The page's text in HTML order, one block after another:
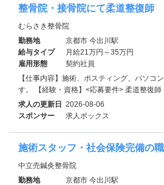
整骨院・接骨院にて柔道整復師
むらさき整骨院
勤務地
京都市 今出川駅
給与タイプ
月給21万円～35万円
雇用形態
契約社員
【仕事内容】施術、ポスティング、パソコ
す。 【経験・資格】<応募要件> 柔道整復師
求人の更新日 2026-08-06
スポンサー
求人ボックス
施術スタッフ・社会保険完備の
中立売鍼灸整骨院
勤務地
京都市 今出川駅